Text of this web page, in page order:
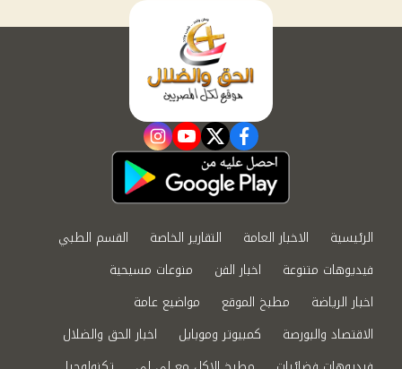
facebook
twitter
youtube
instagram
الرئيسية الاخبار العامة التقارير الخاصة
القسم الطبي
فيديوهات متنوعة
اخبار الفن
منوعات مسيحية
اخبار الرياضة
مطبخ الموقع
مواضيع عامة
الاقتصاد والبورصة
كمبيوتر وموبايل
اخبار الحق والضلال